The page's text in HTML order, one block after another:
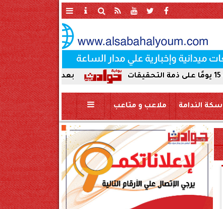
بعد ضبط حمير مذبوحة في محافظة
سكة الندامة ملاعب و متاعب